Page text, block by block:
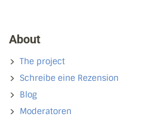
About
The project
Schreibe eine Rezension
Blog
Moderatoren